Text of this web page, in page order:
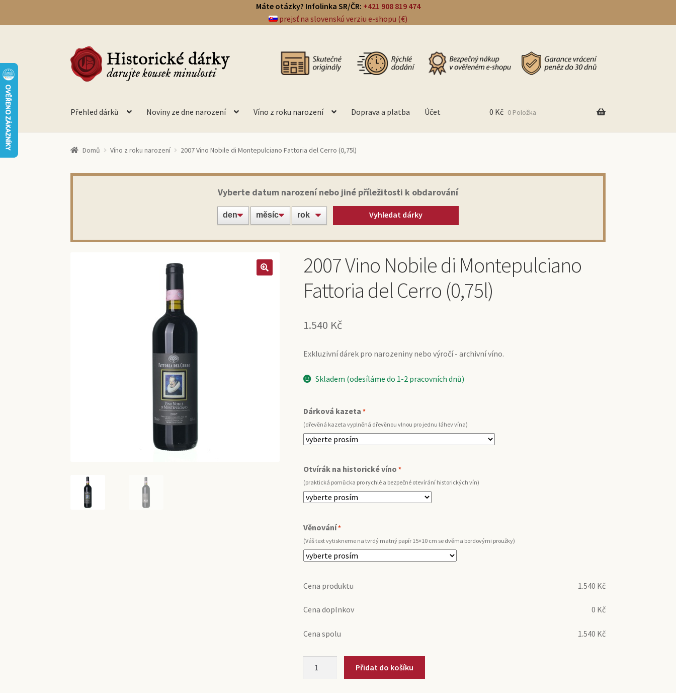
Máte otázky? Infolinka SR/ČR: +421 908 819 474
prejsť na slovenskú verziu e-shopu (€)
Přeskočit
na
navigaci
Přejít
k
obsahu
Přehled dárků Noviny ze dne narození Víno z roku narození Doprava a platba Účet 0 Kč 0 Položka
Domů Víno z roku narození 2007 Vino Nobile di Montepulciano Fattoria del Cerro (0,75l)
Vyberte datum narození nebo jiné příležitosti k obdarování
Vyhledat dárky
2007 Vino Nobile di Montepulciano
Fattoria del Cerro (0,75l)
1.540 Kč
Exkluzivní dárek pro narozeniny nebo výročí - archivní víno.
Skladem (odesíláme do 1-2 pracovních dnů)
Dárková kazeta *
(dřevěná kazeta vyplněná dřevěnou vlnou pro jednu láhev vína)
Otvírák na historické víno *
(praktická pomůcka pro rychlé a bezpečné otevírání historických vín)
Věnování*
(Váš text vytiskneme na tvrdý matný papír 15×10 cm se dvěma bordovými proužky)
Cena produktu 1.540 Kč
Cena doplnkov 0 Kč
Cena spolu 1.540 Kč
Přidat do košíku